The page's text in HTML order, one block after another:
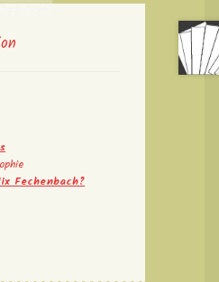
Fechenbach?